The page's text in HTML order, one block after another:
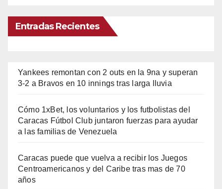
Entradas Recientes
Yankees remontan con 2 outs en la 9na y superan
3-2 a Bravos en 10 innings tras larga lluvia
Cómo 1xBet, los voluntarios y los futbolistas del
Caracas Fútbol Club juntaron fuerzas para ayudar
a las familias de Venezuela
Caracas puede que vuelva a recibir los Juegos
Centroamericanos y del Caribe tras mas de 70
años